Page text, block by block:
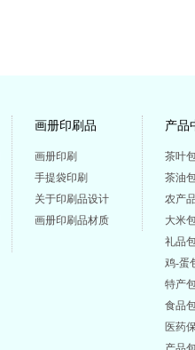
画册印刷品
画册印刷
手提袋印刷
关于印刷品设计
画册印刷品材质
产品
茶叶
茶油
农产
大米
礼品
鸡-蛋
特产
食品
医药